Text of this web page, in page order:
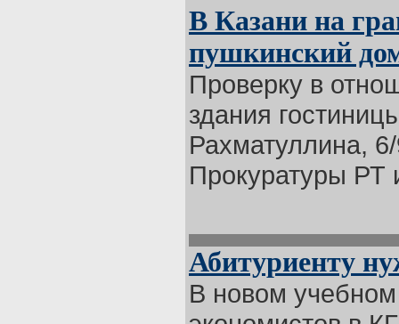
В Казани на
пушкинский
Проверку в
здания
Рахматуллина,
Прокуратуры РТ
Абитуриенту
В новом учебном